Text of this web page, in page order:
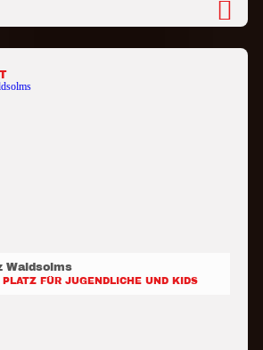
Waldsolms
FÜR JUGENDLICHE UND KIDS